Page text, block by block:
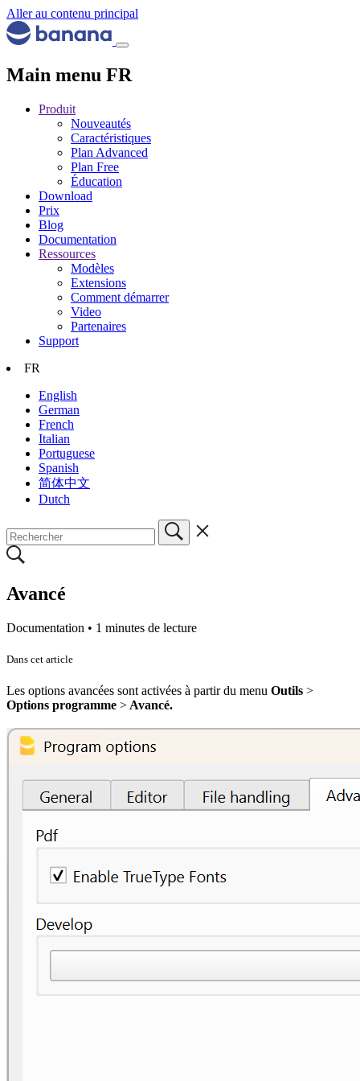
Aller au contenu principal
Main menu FR
Produit
Nouveautés
Caractéristiques
Plan Advanced
Plan Free
Éducation
Download
Prix
Blog
Documentation
Ressources
Modèles
Extensions
Comment démarrer
Video
Partenaires
Support
FR
English
German
French
Italian
Portuguese
Spanish
简体中文
Dutch
Avancé
Documentation • 1 minutes de lecture
Dans cet article
Les options avancées sont activées à partir du menu Outils >
Options programme > Avancé.